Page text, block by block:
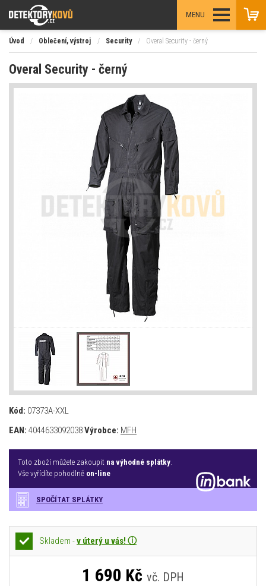
MENU
Úvod / Oblečení, výstroj / Security / Overal Security - černý
Overal Security - černý
Kód: 07373A-XXL
EAN: 4044633092038Výrobce: MFH
Toto zboží můžete zakoupit na výhodné splátky.
Vše vyřídíte pohodlně on-line
SPOČÍTAT SPLÁTKY
Skladem -v úterý u vás! ⓘ
1 690 Kč vč. DPH